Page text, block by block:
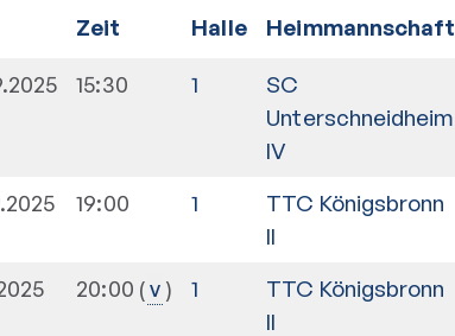
Zeit Halle Heimmannschaft
15:30 1
SC
Unterschneidheim
IV
19:00 1
TTC Königsbronn
II
20:00 v 1
TTC Königsbronn
II